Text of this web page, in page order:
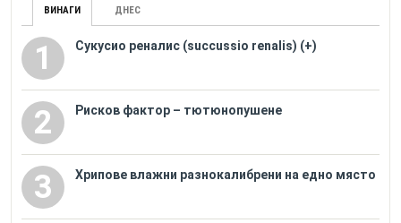
ВИНАГИ ДНЕС
1 Сукусио реналис (succussio renalis) (+)
2 Рисков фактор – тютюнопушене
3 Хрипове влажни разнокалибрени на едно място